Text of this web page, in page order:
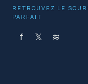
RETROUVEZ LE
PARFAIT
f 𝕏 ≋